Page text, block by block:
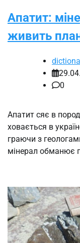
Апатит:
живить
0
Апатит сяє в
ховається в
граючи з
мінерал обманює